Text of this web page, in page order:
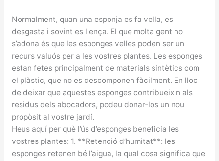
Normalment, quan una esponja es fa vella, es
desgasta i sovint es llença. El que molta gent no
s’adona és que les esponges velles poden ser un
recurs valuós per a les vostres plantes. Les esponges
estan fetes principalment de materials sintètics com
el plàstic, que no es descomponen fàcilment. En lloc
de deixar que aquestes esponges contribueixin als
residus dels abocadors, podeu donar-los un nou
propòsit al vostre jardí.
Heus aquí per què l’ús d’esponges beneficia les
vostres plantes: 1. **Retenció d’humitat**: les
esponges retenen bé l’aigua, la qual cosa significa que